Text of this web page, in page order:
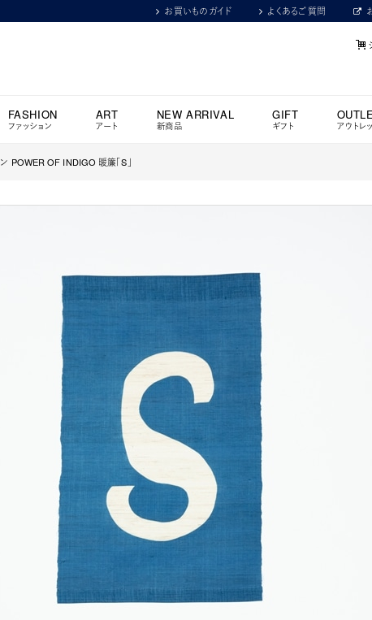
お買いものガイド よくあるご質問
FASHION
ファッション
ART
アート
NEW ARRIVAL
新商品
GIFT
ギフト アウトレ
POWER OF INDIGO 暖簾「S」